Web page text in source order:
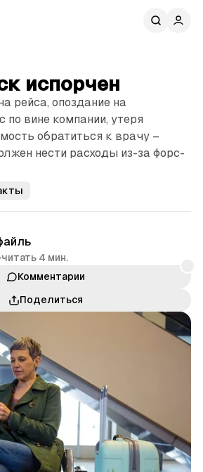
испорчен
рейса, опоздание на
по вине компании, утеря
обратиться к врачу –
нести расходы из-за форс-
читать 4 мин.
Комментарии
Поделиться